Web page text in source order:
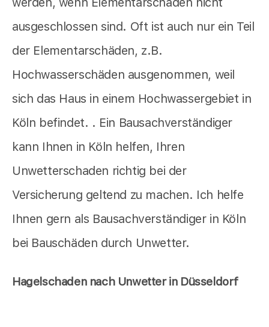
ausgeschlossen sind. Oft ist auch nur ein Teil
der Elementarschäden, z.B.
Hochwasserschäden ausgenommen, weil
sich das Haus in einem Hochwassergebiet in
Köln befindet. . Ein Bausachverständiger
kann Ihnen in Köln helfen, Ihren
Unwetterschaden richtig bei der
Versicherung geltend zu machen. Ich helfe
Ihnen gern als Bausachverständiger in Köln
bei Bauschäden durch Unwetter.
Hagelschaden nach Unwetter in Düsseldorf